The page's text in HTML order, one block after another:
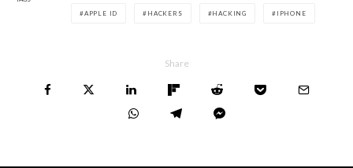
APPLE ID HACKERS HACKING IPHONE
Share